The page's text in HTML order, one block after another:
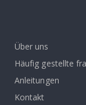
Über uns
Häufig gestellte
Anleitungen
Kontakt